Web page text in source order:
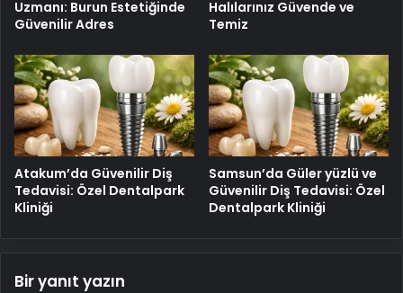
Uzmanı: Burun Estetiğinde
Güvenilir Adres
Halılarınız Güvende ve
Temiz
Atakum’da Güvenilir Diş
Tedavisi: Özel Dentalpark
Kliniği
Samsun’da Güler yüzlü ve
Güvenilir Diş Tedavisi: Özel
Dentalpark Kliniği
Bir yanıt yazın